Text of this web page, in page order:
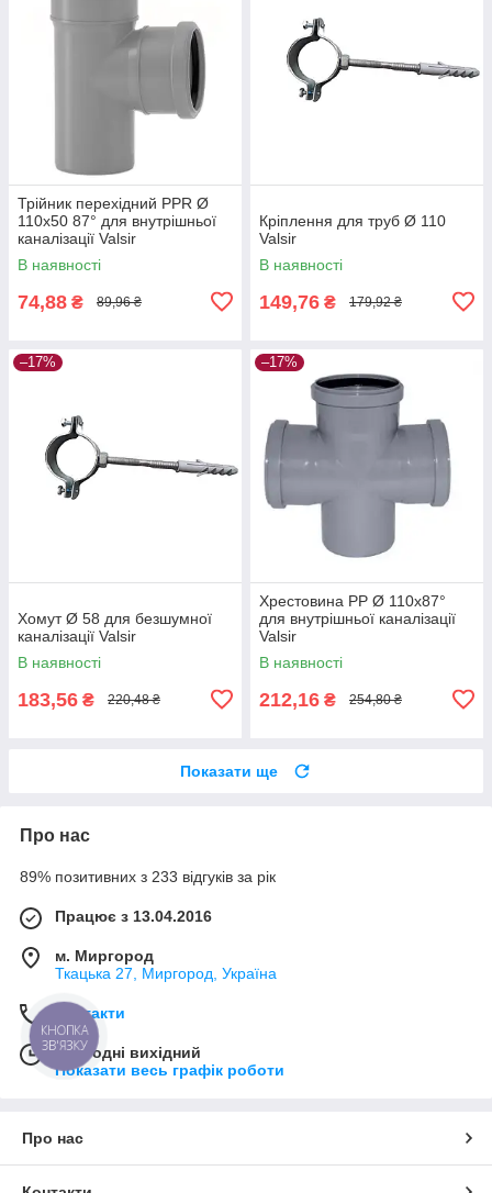
Трійник перехідний PPR Ø
110х50 87° для внутрішньої
каналізації Valsir
В наявності
74,88 ₴ 89,96 ₴
Кріплення для труб Ø 110
Valsir
В наявності
149,76 ₴ 179,92 ₴
–17%
Хомут Ø 58 для безшумної
каналізації Valsir
В наявності
183,56 ₴ 220,48 ₴
–17%
Хрестовина PP Ø 110х87°
для внутрішньої каналізації
Valsir
В наявності
212,16 ₴ 254,80 ₴
Показати ще
Про нас
89% позитивних з 233 відгуків за рік
Працює з 13.04.2016
м. Миргород
Ткацька 27, Миргород, Україна
Контакти
Сьогодні вихідний
Показати весь графік роботи
Про нас
КНОПКА
ЗВ'ЯЗКУ